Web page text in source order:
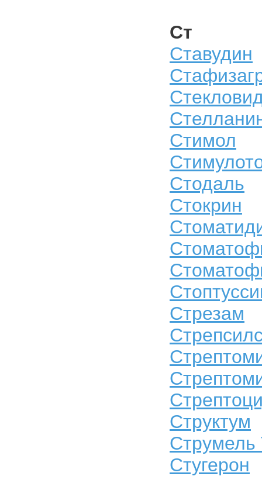
Ст
Ставудин
Стимол
Стодаль
Стокрин
Стрезам
Структум
Струмель
Стугерон